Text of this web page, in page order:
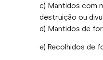
c) Mantidos com
destruição ou
d) Mantidos de
e) Recolhidos de